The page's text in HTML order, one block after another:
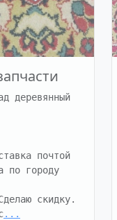
деревянный
почтой
по городу
скидку.
...